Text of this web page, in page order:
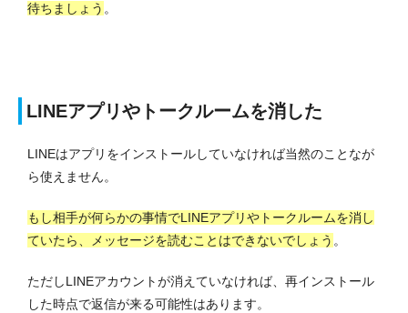
待ちましょう 。
LINEアプリやトークルームを消した
LINEはアプリをインストールしていなければ当然のことなが
ら使えません。
もし相手が何らかの事情でLINEアプリやトークルームを消し
ていたら、メッセージを読むことはできないでしょう 。
ただしLINEアカウントが消えていなければ、再インストール
した時点で返信が来る可能性はあります。